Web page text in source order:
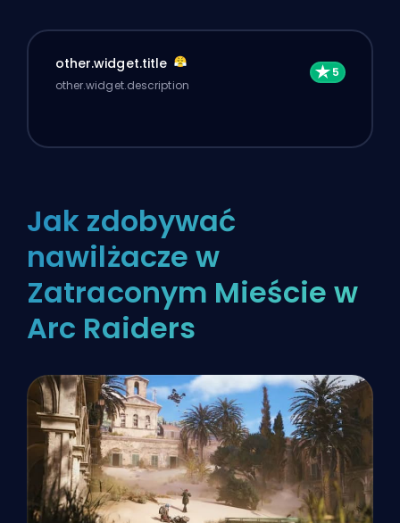
other.widget.title
other.widget.description
Jak zdobywać
nawilżacze w
Zatraconym Mieście w
Arc Raiders